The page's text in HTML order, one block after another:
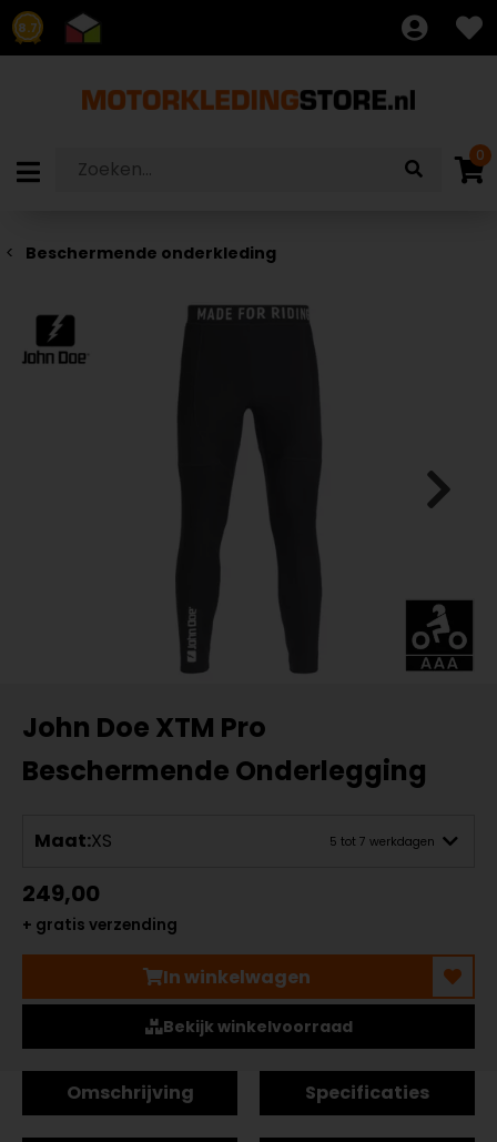
8.7
0
Beschermende onderkleding
John Doe XTM Pro
Beschermende Onderlegging
Maat:XS 5 tot 7 werkdagen
249,00
+ gratis verzending
In winkelwagen
Bekijk winkelvoorraad
Omschrijving Specificaties